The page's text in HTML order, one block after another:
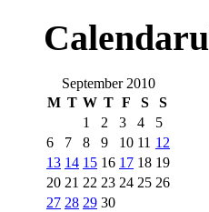
September 2010
M T W T F S
S
1
2 3 4
5
6
7 8 9 10 11 12
13 14 15 16 17 18 19
20 21 22 23 24 25 26
27 28 29 30